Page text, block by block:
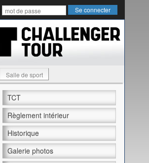
Salle de sport
TCT
Règlement intérieur
Historique
Galerie photos